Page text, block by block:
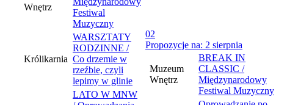
Wnętrz
Festiwal
Muzyczny
Królikarnia
WARSZTATY
RODZINNE /
Co drzemie w
rzeźbie, czyli
lepimy w glinie
LATO W MNW
02
Propozycje na: 2 sierpnia
Muzeum
Wnętrz
BREAK IN
CLASSIC /
Międzynarodowy
Festiwal Muzyczny